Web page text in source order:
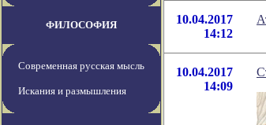
ФИЛОСОФИЯ
Современная русская мысль
Искания и размышления
10.04.2017
14:12
10.04.2017
14:09